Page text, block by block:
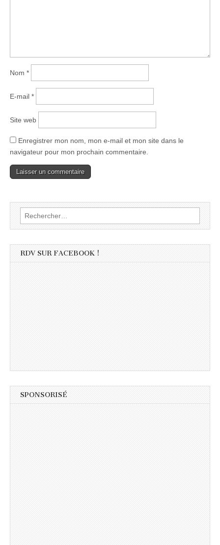
Nom *
E-mail *
Site web
Enregistrer mon nom, mon e-mail et mon site dans le
navigateur pour mon prochain commentaire.
Rechercher :
RDV SUR FACEBOOK !
SPONSORISÉ